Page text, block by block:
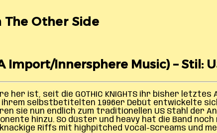
The Other Side
Import/Innersphere Music) – Stil:
ist, seit die GOTHIC KNIGHTS ihr bisher letztes
selbstbetitelten 1996er Debüt entwickelte
sie nun endlich zum traditionellen US Stahl der
hinzu. So düster und heavy hat die Band
knackige Riffs mit highpitched Vocal-Screams und